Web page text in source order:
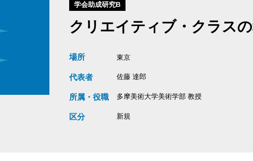
学会助成研究B
クリエイティブ・クラス
場所 東京
代表者 佐藤 達郎
所属・役職 多摩美術大学美術学部 教授
区分 新規